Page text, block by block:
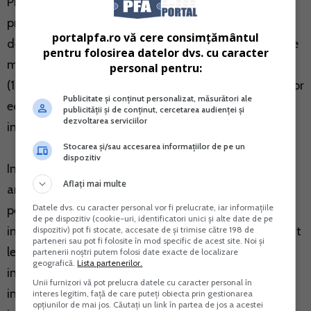
prevederilor art. 4 lit. a) sau poate angaja, in calitate
de angajator, terte persoane cu contract individual de
munca, incheiat in conditiile legii, potrivit art. 17 alin.
(1) din OUG 44/2008 privind desfasurarea activitatilor
economice de catre persoanele fizice autorizate,
intreprinderile individuale si intreprinderile familiale.
Intreprinzatorul persoana fizica, in calitate de
angajator persoana fizica, poate angaja terte
persoane cu contract individual de munca (CIM),
inregistrat la inspectoratul teritorial de munca, potrivit
legii, si poate colabora cu alte PFA, cu alti
intreprinzatori persoane fizice titulari ai unor
intreprinderi individuale sau reprezentanti ai unor
portalpfa.ro vă cere consimțământul
pentru folosirea datelor dvs. cu caracter
personal pentru:
Publicitate și conținut personalizat, măsurători ale
publicității și de conținut, cercetarea audienței și
dezvoltarea serviciilor
Stocarea și/sau accesarea informațiilor de pe un
dispozitiv
Aflați mai multe
Datele dvs. cu caracter personal vor fi prelucrate, iar informațiile
de pe dispozitiv (cookie-uri, identificatori unici și alte date de pe
dispozitiv) pot fi stocate, accesate de și trimise către 198 de
parteneri sau pot fi folosite în mod specific de acest site. Noi și
partenerii noștri putem folosi date exacte de localizare
geografică.Lista partenerilor.
Unii furnizori vă pot prelucra datele cu caracter personal în
interes legitim, față de care puteți obiecta prin gestionarea
opțiunilor de mai jos. Căutați un link în partea de jos a acestei